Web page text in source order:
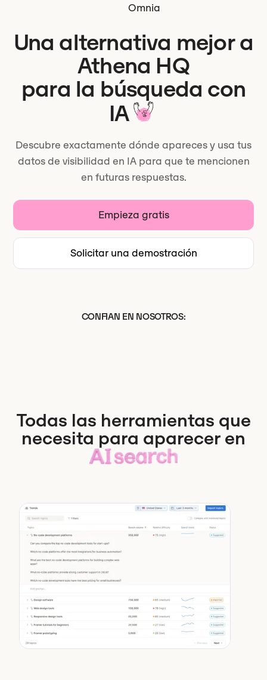
Omnia
Una alternativa mejor a
Athena HQ
para la búsqueda con
IA
Descubre exactamente dónde apareces y usa tus
datos de visibilidad en IA para que te mencionen
en futuras respuestas.
Empieza gratis
Solicitar una demostración
CONFIAN EN NOSOTROS:
Todas las herramientas que
necesita para aparecer en